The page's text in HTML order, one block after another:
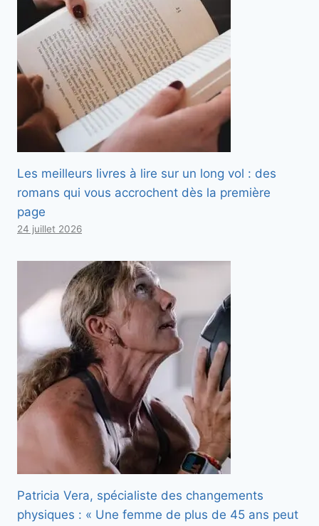
Les meilleurs livres à lire sur un long vol : des
romans qui vous accrochent dès la première
page
24 juillet 2026
Patricia Vera, spécialiste des changements
physiques : « Une femme de plus de 45 ans peut